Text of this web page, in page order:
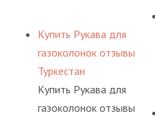
Купить Рукава для
газоколонок отзывы
Туркестан
Купить Рукава для
газоколонок отзывы